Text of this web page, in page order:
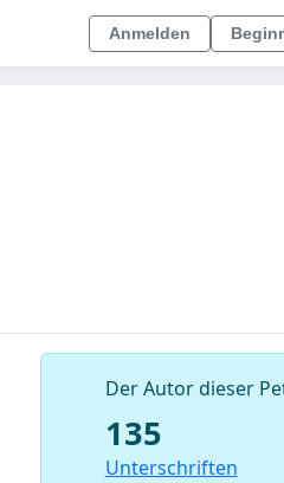
Anmelden
Der Autor dieser
135
Unterschriften